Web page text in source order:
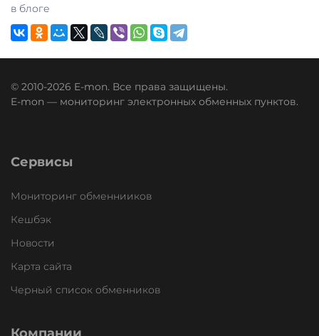
в блоге
© 2010-2026 E-mon. Все права защищены.
E-mon — мониторинг электронных обменных пунктов.
Сервисы
Мониторинг обменнииков
Кешбэк
Новости
Карта сайта
Черный список обменников